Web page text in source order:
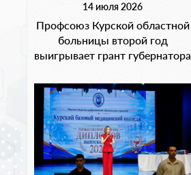
14 июля 2026
Профсоюз Курской областной
больницы второй год
выигрывает грант губернатора